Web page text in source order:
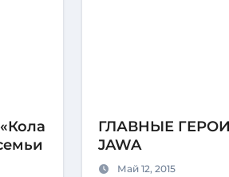
ГЛАВНЫЕ
JAWA
Май 12, 2015